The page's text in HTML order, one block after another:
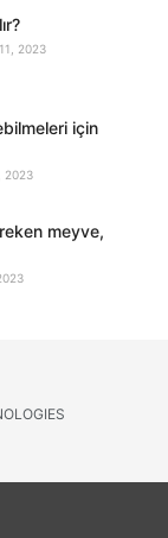
2023
için
2023
meyve,